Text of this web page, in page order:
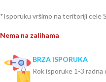
*Isporuku vršimo na teritoriji cele
Nema na zalihama
BRZA ISPORUKA
Rok isporuke 1-3 radna